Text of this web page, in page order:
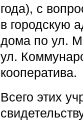
года), с
в городскую
дома по ул.
ул.
кооператива.
Всего этих